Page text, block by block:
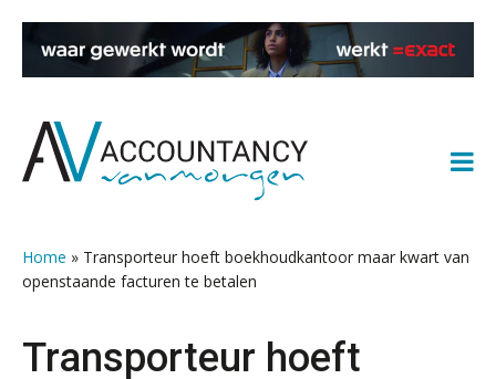
naar
naar
naar
naar
Home » Transporteur hoeft boekhoudkantoor maar kwart van
openstaande facturen te betalen
Transporteur hoeft